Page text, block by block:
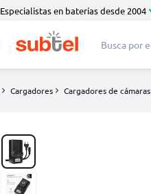
Especialistas en baterías desde 2004
Cargadores Cargadores de cámaras